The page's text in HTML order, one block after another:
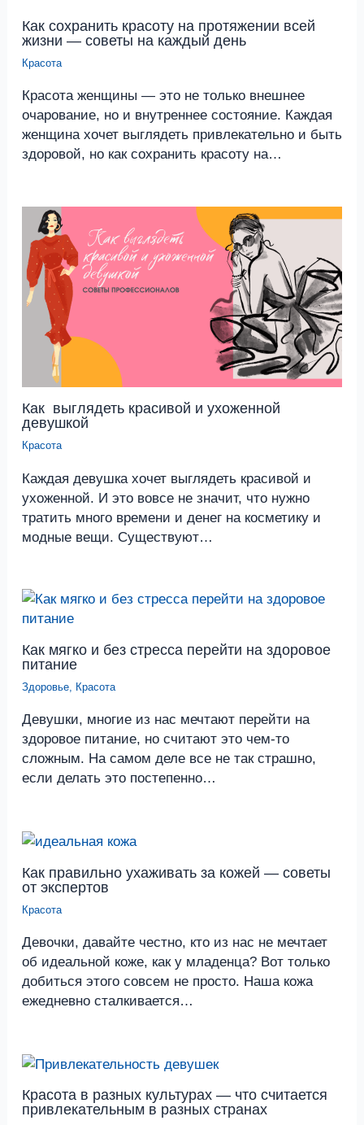
Как сохранить красоту на протяжении всей
жизни — советы на каждый день
Красота
Красота женщины — это не только внешнее
очарование, но и внутреннее состояние. Каждая
женщина хочет выглядеть привлекательно и быть
здоровой, но как сохранить красоту на…
Как выглядеть красивой и ухоженной
девушкой
Красота
Каждая девушка хочет выглядеть красивой и
ухоженной. И это вовсе не значит, что нужно
тратить много времени и денег на косметику и
модные вещи. Существуют…
Как мягко и без стресса перейти на здоровое
питание
Здоровье, Красота
Девушки, многие из нас мечтают перейти на
здоровое питание, но считают это чем-то
сложным. На самом деле все не так страшно,
если делать это постепенно…
Как правильно ухаживать за кожей — советы
от экспертов
Красота
Девочки, давайте честно, кто из нас не мечтает
об идеальной коже, как у младенца? Вот только
добиться этого совсем не просто. Наша кожа
ежедневно сталкивается…
Красота в разных культурах — что считается
привлекательным в разных странах